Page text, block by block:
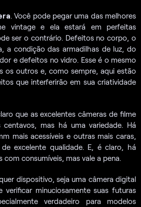
. Você pode pegar uma das melhores
vintage e ela estará em perfeitas
ser o contrário. Defeitos no corpo, o
a condição das armadilhas de luz, do
e defeitos no vidro. Esse é o mesmo
os outros e, como sempre, aqui estão
que interferirão em sua criatividade
que as excelentes câmeras de filme
mas há uma variedade. Há
mais acessíveis e outras mais caras,
excelente qualidade. E, é claro, há
com consumíveis, mas vale a pena.
dispositivo, seja uma câmera digital
minuciosamente suas futuras
verdadeiro para modelos